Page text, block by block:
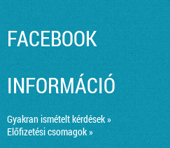
FACEBOOK
INFORMÁCIÓ
Gyakran ismételt kérdések »
Előfizetési csomagok »